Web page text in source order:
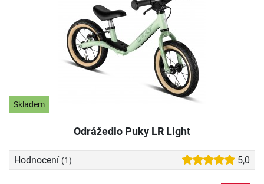
Skladem
Odrážedlo Puky LR Light
Hodnocení (1) 5,0